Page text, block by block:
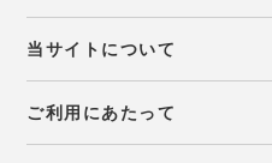
当サイトについて
ご利用にあたって